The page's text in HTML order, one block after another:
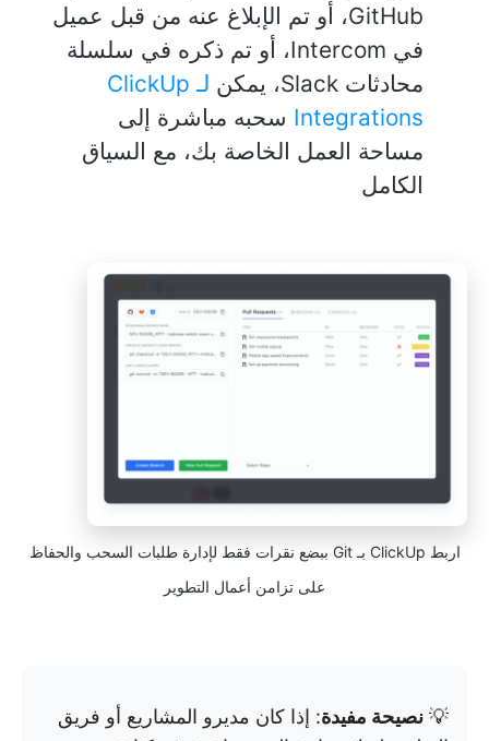
GitHub، أو تم الإبلاغ عنه من قبل عميل
في Intercom، أو تم ذكره في سلسلة
محادثات Slack، يمكن
لـ ClickUp
Integrations سحبه مباشرة إلى
مساحة العمل الخاصة بك، مع السياق
الكامل
اربط ClickUp بـ Git ببضع نقرات فقط لإدارة طلبات السحب والحفاظ
على تزامن أعمال التطوير
💡 نصيحة مفيدة: إذا كان مديرو المشاريع أو فريق